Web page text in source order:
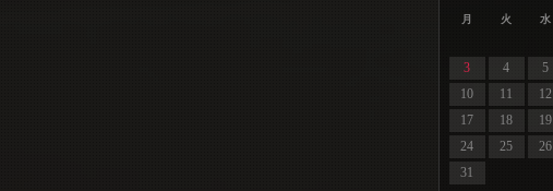
月 火 水
3
4 5
10
11 12
17
18 19
24
25 26
31